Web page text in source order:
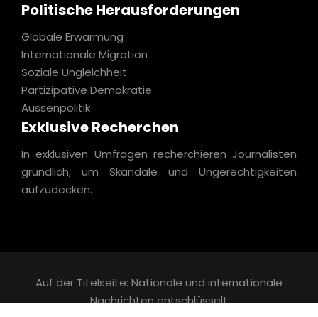
Politische Herausforderungen
Globale Erwärmung
Internationale Migration
Soziale Ungleichheit
Partizipative Demokratie
Aussenpolitik
Exklusive Recherchen
In exklusiven Umfragen recherchieren Journalisten
gründlich, um Skandale und Ungerechtigkeiten
aufzudecken.
Auf der Titelseite: Nationale und internationale
Nachrichten entschlüsselt